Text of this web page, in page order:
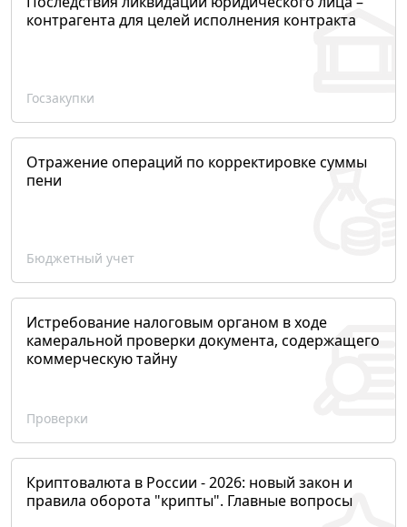
контрагента для целей исполнения контракта
Госзакупки
Отражение операций по корректировке суммы
пени
Бюджетный учет
Истребование налоговым органом в ходе
камеральной проверки документа, содержащего
коммерческую тайну
Проверки
Криптовалюта в России - 2026: новый закон и
правила оборота "крипты". Главные вопросы